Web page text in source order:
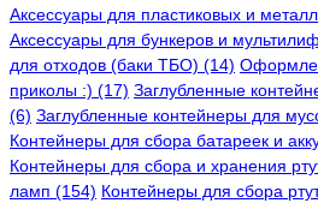
Аксессуары для пластиковых и
Аксессуары для бункеров и
для отходов (баки ТБО) (14)
приколы :) (17) Заглубленные
(6) Заглубленные контейнеры для
Контейнеры для сбора батареек и
Контейнеры для сбора и хранения
ламп (154) Контейнеры для сбора